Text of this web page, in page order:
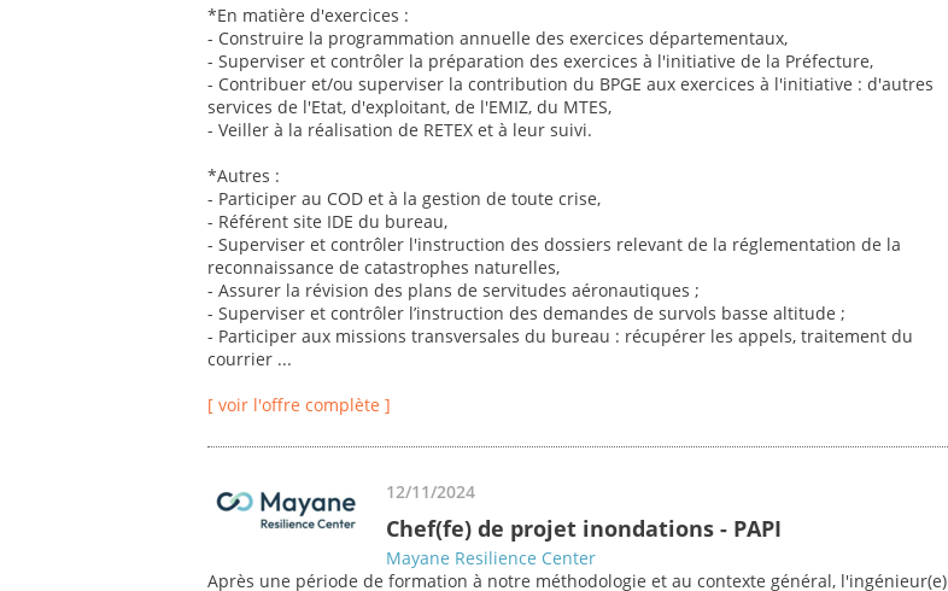
*En matière d'exercices :
- Construire la programmation annuelle des exercices départementaux,
- Superviser et contrôler la préparation des exercices à l'initiative de la Préfecture,
- Contribuer et/ou superviser la contribution du BPGE aux exercices à l'initiative : d'autres
services de l'Etat, d'exploitant, de l'EMIZ, du MTES,
- Veiller à la réalisation de RETEX et à leur suivi.
*Autres :
- Participer au COD et à la gestion de toute crise,
- Référent site IDE du bureau,
- Superviser et contrôler l'instruction des dossiers relevant de la réglementation de la
reconnaissance de catastrophes naturelles,
- Assurer la révision des plans de servitudes aéronautiques ;
- Superviser et contrôler l’instruction des demandes de survols basse altitude ;
- Participer aux missions transversales du bureau : récupérer les appels, traitement du
courrier ...
[ voir l'offre complète ]
12/11/2024
Chef(fe) de projet inondations - PAPI
Mayane Resilience Center
Après une période de formation à notre méthodologie et au contexte général, l'ingénieur(e)